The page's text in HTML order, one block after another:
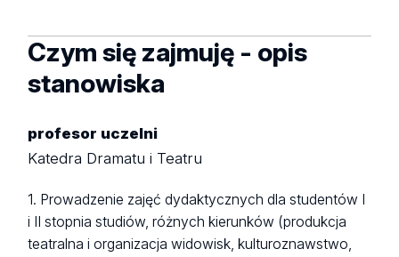
Czym się zajmuję - opis
stanowiska
profesor uczelni
Katedra Dramatu i Teatru
1. Prowadzenie zajęć dydaktycznych dla studentów I
i II stopnia studiów, różnych kierunków (produkcja
teatralna i organizacja widowisk, kulturoznawstwo,